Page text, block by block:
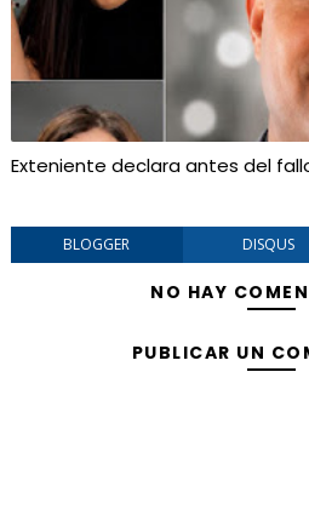
Exteniente declara antes del
BLOGGER DISQUS
NO HAY
PUBLICAR UN